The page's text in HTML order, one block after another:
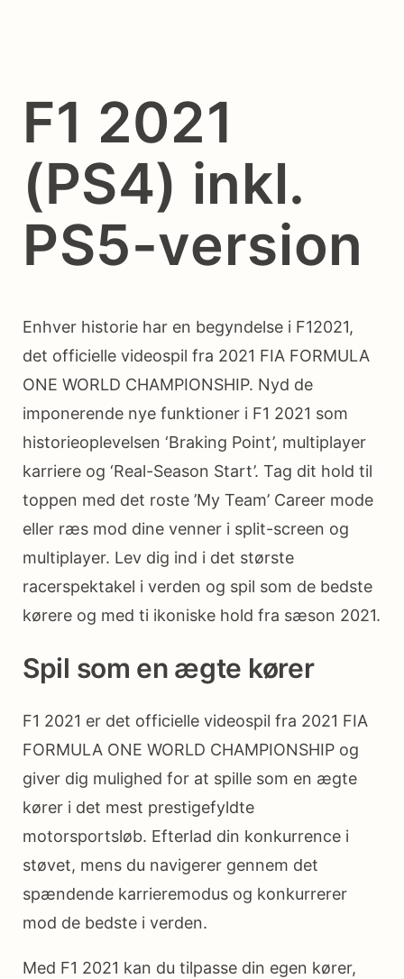
F1 2021
(PS4) inkl.
PS5-version
Enhver historie har en begyndelse i F12021,
det officielle videospil fra 2021 FIA FORMULA
ONE WORLD CHAMPIONSHIP. Nyd de
imponerende nye funktioner i F1 2021 som
historieoplevelsen ‘Braking Point’, multiplayer
karriere og ‘Real-Season Start’. Tag dit hold til
toppen med det roste ’My Team’ Career mode
eller ræs mod dine venner i split-screen og
multiplayer. Lev dig ind i det største
racerspektakel i verden og spil som de bedste
kørere og med ti ikoniske hold fra sæson 2021.
Spil som en ægte kører
F1 2021 er det officielle videospil fra 2021 FIA
FORMULA ONE WORLD CHAMPIONSHIP og
giver dig mulighed for at spille som en ægte
kører i det mest prestigefyldte
motorsportsløb. Efterlad din konkurrence i
støvet, mens du navigerer gennem det
spændende karrieremodus og konkurrerer
mod de bedste i verden.
Med F1 2021 kan du tilpasse din egen kører,